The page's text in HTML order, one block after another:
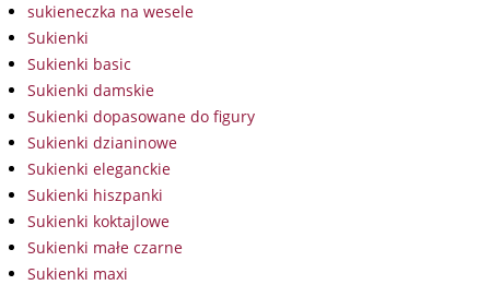
sukieneczka na wesele
Sukienki
Sukienki basic
Sukienki damskie
Sukienki dopasowane do figury
Sukienki dzianinowe
Sukienki eleganckie
Sukienki hiszpanki
Sukienki koktajlowe
Sukienki małe czarne
Sukienki maxi